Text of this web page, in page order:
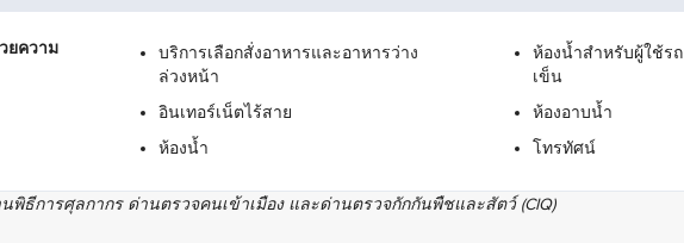
ยความ
บริการเลือกสั่งอาหารและอาหารว่าง
ล่วงหน้า
อินเทอร์เน็ตไร้สาย
ห้องน้ำ
ห้องน้ำสำหรับผู้ใช้รถ
เข็น
ห้องอาบน้ำ
โทรทัศน์
นพิธีการศุลกากร ด่านตรวจคนเข้าเมือง และด่านตรวจกักกันพืชและสัตว์ (CIQ)